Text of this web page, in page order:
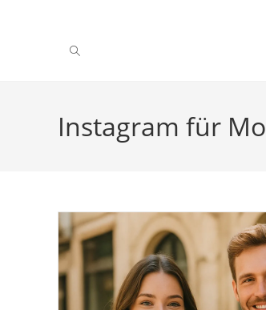
Website-
Instagram für